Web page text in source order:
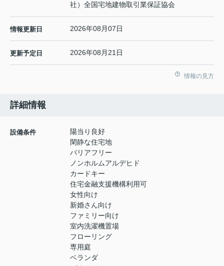
社）全国宅地建物取引業保証協会
情報更新日 2026年08月07日
更新予定日 2026年08月21日
情報の見方
詳細情報
設備条件
陽当り良好
閑静な住宅地
バリアフリー
ノンホルムアルデヒド
カードキー
住宅金融支援機構利用可
女性向け
新婚さん向け
ファミリー向け
室内洗濯機置場
フローリング
専用庭
ベランダ